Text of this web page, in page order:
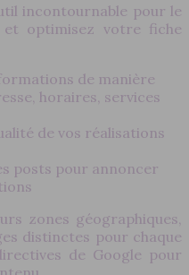
incontournable pour le
et optimisez votre fiche
de manière
horaires, services
de vos réalisations
posts pour annoncer
zones géographiques,
distinctes pour chaque
de Google pour